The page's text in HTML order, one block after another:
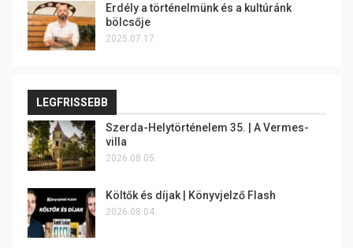
Erdély a történelmünk és a kultúránk
bölcsője
2025.07.17.
LEGFRISSEBB
Szerda-Helytörténelem 35. | A Vermes-
villa
2026.08.05.
Költők és díjak | Könyvjelző Flash
2026.08.04.